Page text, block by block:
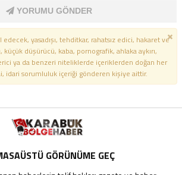
YORUMU GÖNDER
yasadışı, tehditkar, rahatsız edici, hakaret ve
küçük düşürücü, kaba, pornografik, ahlaka aykırı,
ya da benzeri niteliklerde içeriklerden doğan her
idari sorumluluk içeriği gönderen kişiye aittir.
GÖRÜNÜME GEÇ